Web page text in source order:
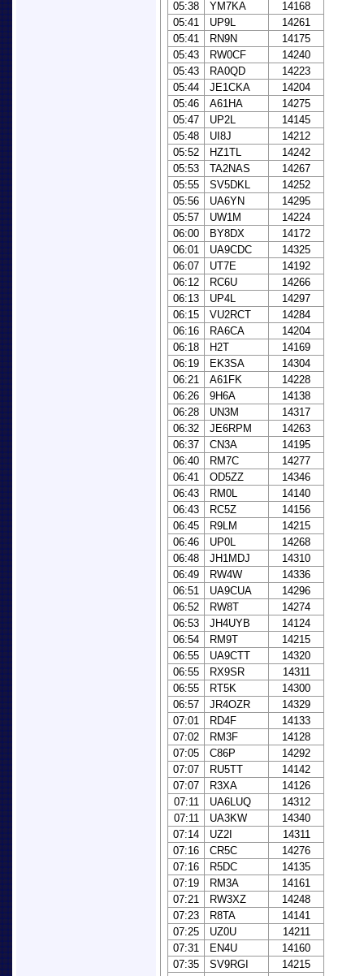
05:38
YM7KA
14168
05:41
UP9L
14261
05:41
RN9N
14175
05:43
RW0CF
14240
05:43
RA0QD
14223
05:44
JE1CKA
14204
05:46
A61HA
14275
05:47
UP2L
14145
05:48
UI8J
14212
05:52
HZ1TL
14242
05:53
TA2NAS
14267
05:55
SV5DKL
14252
05:56
UA6YN
14295
05:57
UW1M
14224
06:00
BY8DX
14172
06:01
UA9CDC
14325
06:07
UT7E
14192
06:12
RC6U
14266
06:13
UP4L
14297
06:15
VU2RCT
14284
06:16
RA6CA
14204
06:18
H2T
14169
06:19
EK3SA
14304
06:21
A61FK
14228
06:26
9H6A
14138
06:28
UN3M
14317
06:32
JE6RPM
14263
06:37
CN3A
14195
06:40
RM7C
14277
06:41
OD5ZZ
14346
06:43
RM0L
14140
06:43
RC5Z
14156
06:45
R9LM
14215
06:46
UP0L
14268
06:48
JH1MDJ
14310
06:49
RW4W
14336
06:51
UA9CUA
14296
06:52
RW8T
14274
06:53
JH4UYB
14124
06:54
RM9T
14215
06:55
UA9CTT
14320
06:55
RX9SR
14311
06:55
RT5K
14300
06:57
JR4OZR
14329
07:01
RD4F
14133
07:02
RM3F
14128
07:05
C86P
14292
07:07
RU5TT
14142
07:07
R3XA
14126
07:11
UA6LUQ
14312
07:11
UA3KW
14340
07:14
UZ2I
14311
07:16
CR5C
14276
07:16
R5DC
14135
07:19
RM3A
14161
07:21
RW3XZ
14248
07:23
R8TA
14141
07:25
UZ0U
14211
07:31
EN4U
14160
07:35
SV9RGI
14215